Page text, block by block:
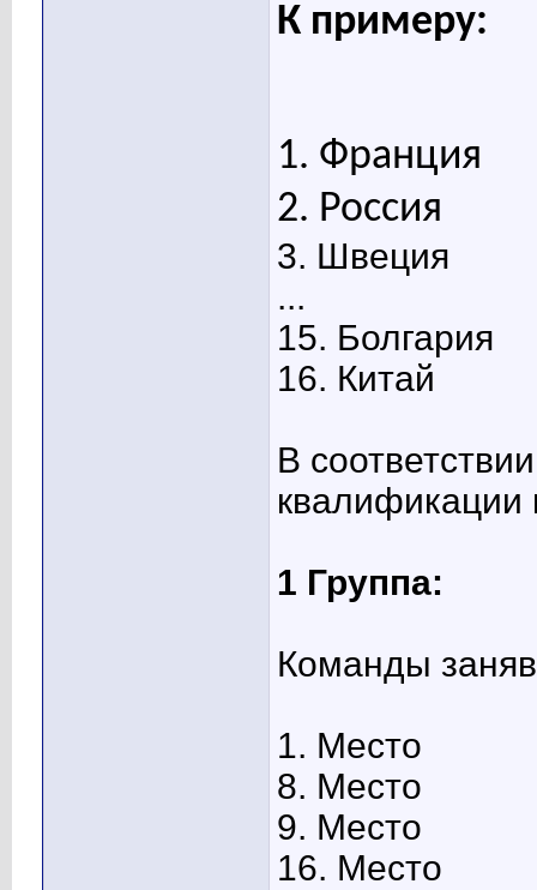
К примеру:
1. Франция
2. Россия
3. Швеция
...
15. Болгария
16. Китай
В
квалификации
1 Группа:
Команды
1. Место
8. Место
9. Место
16. Место